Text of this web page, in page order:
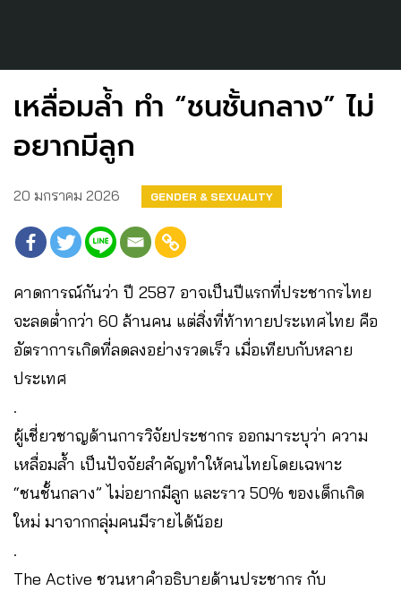
เหลื่อมล้ำ ทำ “ชนชั้นกลาง” ไม่
อยากมีลูก
20 มกราคม 2026 GENDER & SEXUALITY
คาดการณ์กันว่า ปี 2587 อาจเป็นปีแรกที่ประชากรไทย
จะลดต่ำกว่า 60 ล้านคน แต่สิ่งที่ท้าทายประเทศไทย คือ
อัตราการเกิดที่ลดลงอย่างรวดเร็ว เมื่อเทียบกับหลาย
ประเทศ
.
ผู้เชี่ยวชาญด้านการวิจัยประชากร ออกมาระบุว่า ความ
เหลื่อมล้ำ เป็นปัจจัยสำคัญทำให้คนไทยโดยเฉพาะ
“ชนชั้นกลาง” ไม่อยากมีลูก และราว 50% ของเด็กเกิด
ใหม่ มาจากกลุ่มคนมีรายได้น้อย
.
The Active ชวนหาคำอธิบายด้านประชากร กับ